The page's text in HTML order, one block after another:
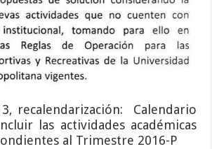
recalendarización: Calendario
las actividades académicas
al Trimestre 2016-P